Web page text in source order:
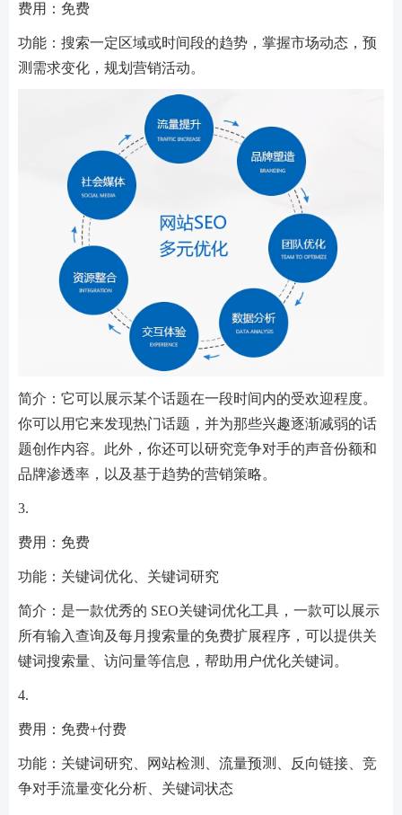
费用：免费
功能：搜索一定区域或时间段的趋势，掌握市场动态，预
测需求变化，规划营销活动。
简介：它可以展示某个话题在一段时间内的受欢迎程度。
你可以用它来发现热门话题，并为那些兴趣逐渐减弱的话
题创作内容。此外，你还可以研究竞争对手的声音份额和
品牌渗透率，以及基于趋势的营销策略。
3.
费用：免费
功能：关键词优化、关键词研究
简介：是一款优秀的 SEO关键词优化工具，一款可以展示
所有输入查询及每月搜索量的免费扩展程序，可以提供关
键词搜索量、访问量等信息，帮助用户优化关键词。
4.
费用：免费+付费
功能：关键词研究、网站检测、流量预测、反向链接、竞
争对手流量变化分析、关键词状态